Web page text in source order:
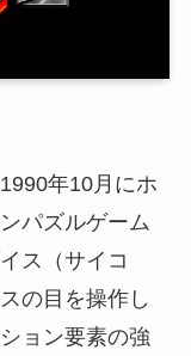
年10月にホ
パズルゲーム
ス（サイコ
の目を操作し
ョン要素の強